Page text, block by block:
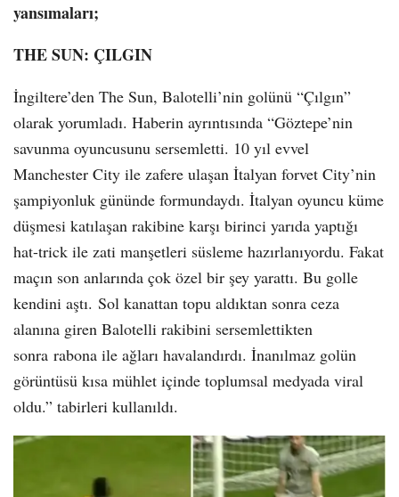
yansımaları;
THE SUN: ÇILGIN
İngiltere’den The Sun, Balotelli’nin golünü “Çılgın”
olarak yorumladı. Haberin ayrıntısında “Göztepe’nin
savunma oyuncusunu sersemletti. 10 yıl evvel
Manchester City ile zafere ulaşan İtalyan forvet City’nin
şampiyonluk gününde formundaydı. İtalyan oyuncu küme
düşmesi katılaşan rakibine karşı birinci yarıda yaptığı
hat-trick ile zati manşetleri süsleme hazırlanıyordu. Fakat
maçın son anlarında çok özel bir şey yarattı. Bu golle
kendini aştı. Sol kanattan topu aldıktan sonra ceza
alanına giren Balotelli rakibini sersemlettikten
sonra rabona ile ağları havalandırdı. İnanılmaz golün
görüntüsü kısa mühlet içinde toplumsal medyada viral
oldu.” tabirleri kullanıldı.